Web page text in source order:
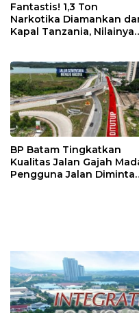
Fantastis! 1,3 Ton
Narkotika Diamankan
Kapal Tanzania, Nilainya
BP Batam Tingkatkan
Kualitas Jalan Gajah
Pengguna Jalan Diminta